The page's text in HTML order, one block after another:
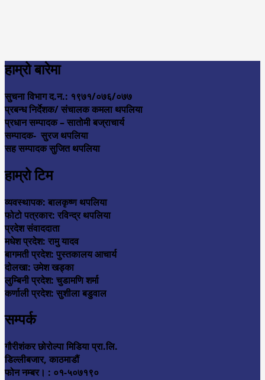
हाम्रो बारेमा
सुचना विभाग द.न.: १९७१/०७६/०७७
प्रबन्ध निर्देशक/ संचालक कमला थपलिया
प्रधान सम्पादक – सातोमी बज्राचार्य
सम्पादक- सुरज थपलिया
सह सम्पादक सुजित थपलिया
हाम्रो टिम
व्यवस्थापक: बालकृष्ण थपलिया
फोटो पत्रकार: रविन्द्र थपलिया
प्रदेश संवाददाता
मधेश प्रदेश: रामु यादव
बागमती प्रदेश: पुस्तकालय आचार्य
दोलखा: उमेश खड्का
लुम्बिनी प्रदेश: चुडामणि शर्मा
कर्णाली प्रदेश: सुशीला बडुवाल
सम्पर्क
गौरीशंकर छोरोल्पा मिडिया प्रा.लि.
डिल्लीबजार, काठमाडौं
फोन नम्बर। : ०१-५०७१९०